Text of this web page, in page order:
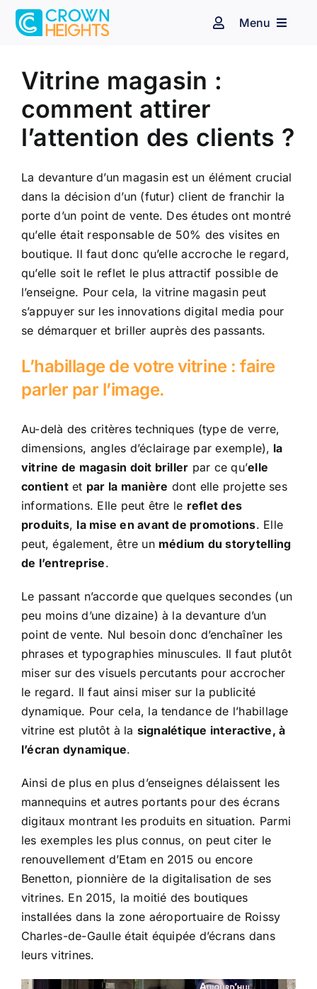
Passer
Navigation
Audiovisuel
Menu
Identité sonore
Nos clients
Blog
Contact
l'image
agrandie
Vitrine magasin :
comment attirer
l’attention des clients ?
La devanture d’un magasin est un élément crucial
dans la décision d’un (futur) client de franchir la
porte d’un point de vente. Des études ont montré
qu’elle était responsable de 50% des visites en
boutique. Il faut donc qu’elle accroche le regard,
qu’elle soit le reflet le plus attractif possible de
l’enseigne. Pour cela, la vitrine magasin peut
s’appuyer sur les innovations digital media pour
se démarquer et briller auprès des passants.
L’habillage de votre vitrine : faire
parler par l’image.
Au-delà des critères techniques (type de verre,
dimensions, angles d’éclairage par exemple), la
vitrine de magasin doit briller par ce qu’elle
contientet par la manière dont elle projette ses
informations. Elle peut être le reflet des
produits, la mise en avant de promotions. Elle
peut, également, être un médium du storytelling
de l’entreprise.
Le passant n’accorde que quelques secondes (un
peu moins d’une dizaine) à la devanture d’un
point de vente. Nul besoin donc d’enchaîner les
phrases et typographies minuscules. Il faut plutôt
miser sur des visuels percutants pour accrocher
le regard. Il faut ainsi miser sur la publicité
dynamique. Pour cela, la tendance de l’habillage
vitrine est plutôt à la signalétique interactive, à
l’écran dynamique.
Ainsi de plus en plus d’enseignes délaissent les
mannequins et autres portants pour des écrans
digitaux montrant les produits en situation. Parmi
les exemples les plus connus, on peut citer le
renouvellement d’Etam en 2015 ou encore
Benetton, pionnière de la digitalisation de ses
vitrines. En 2015, la moitié des boutiques
installées dans la zone aéroportuaire de Roissy
Charles-de-Gaulle était équipée d’écrans dans
leurs vitrines.